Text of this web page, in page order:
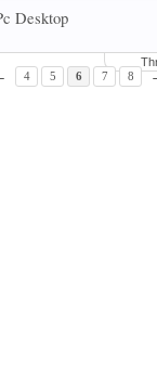
Desktop
4 5 6 7 8